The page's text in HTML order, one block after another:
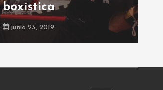
boxística
junio 23, 2019